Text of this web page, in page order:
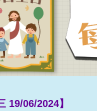
19/06/2024】